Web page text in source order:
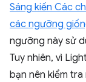
Sáng kiến Các
các ngưỡng
ngưỡng này sử
Tuy nhiên, vì
bạn nên kiểm